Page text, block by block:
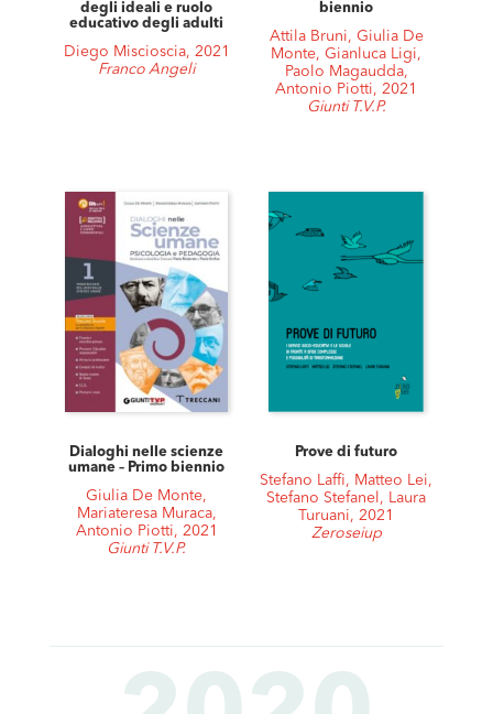
degli ideali e ruolo
educativo degli adulti
Diego Miscioscia, 2021
Franco Angeli
biennio
Attila Bruni, Giulia De
Monte, Gianluca Ligi,
Paolo Magaudda,
Antonio Piotti, 2021
Giunti T.V.P.
Dialoghi nelle scienze
umane – Primo biennio
Giulia De Monte,
Mariateresa Muraca,
Antonio Piotti, 2021
Giunti T.V.P.
Prove di futuro
Stefano Laffi, Matteo Lei,
Stefano Stefanel, Laura
Turuani, 2021
Zeroseiup